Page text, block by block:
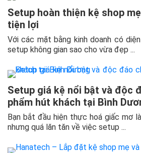
Setup hoàn thiện kệ shop
tiện lợi
Với các mặt bằng kinh doanh có
setup không gian sao cho vừa đẹp ...
Setup giá kệ nổi bật và độc
phẩm hút khách tại Bình
Bạn bắt đầu hiện thực hoá giấc mơ
nhưng quá lăn tăn về việc setup ...